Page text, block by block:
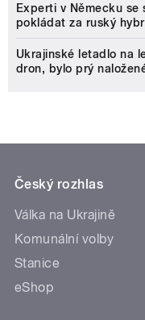
Experti v Německu se
pokládat za ruský
Ukrajinské letadlo na
dron, bylo prý
Český rozhlas
Válka na Ukrajině
Komunální volby
Stanice
eShop